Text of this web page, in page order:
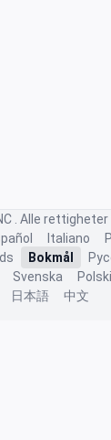
. Alle
Italiano
Bokmål
Svenska Polski
日本語
中文